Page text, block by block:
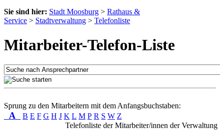
Sie sind hier: Stadt Moosburg > Rathaus &
Service > Stadtverwaltung > Telefonliste
Mitarbeiter-Telefon-Liste
Sprung zu den Mitarbeitern mit dem Anfangsbuchstaben:
A B E F G H J K L M P R S W Z
Telefonliste der Mitarbeiter/innen der Verwaltung